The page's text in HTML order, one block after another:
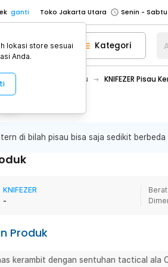
ganti Toko Jakarta Utara
Toko Tangerang
Toko Cikupa
Pick n Go Jakarta Barat
Senin -
Pick n Go Bekasi
Senin - Jumat
Senin - Jumat
Senin -
Toko Jakarta Barat
Senin -
Senin -
Pick n Go Bekasi
Kategori
Pisau KNIFEZER Pisau
di bilah pisau bisa saja sedikit berbeda
KNIFEZER
-
Produk
kerambit dengan sentuhan tactical ala
lokasi store sesuai
Anda.